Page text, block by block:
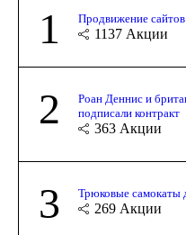
1 Продвижение
1137 Акции
2
Роан Деннис и
подписали контракт
363 Акции
3 Трюковые самокаты
269 Акции